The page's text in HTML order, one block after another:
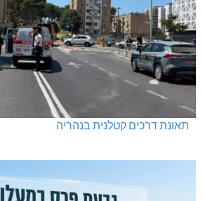
תאונת דרכים קטלנית בנהריה